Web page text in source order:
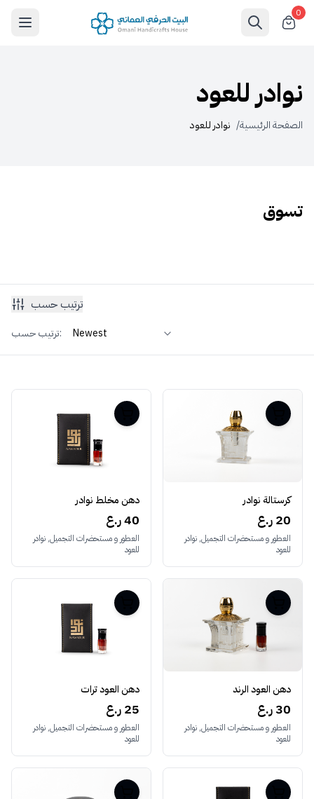
0
نوادر للعود
الصفحة الرئيسية/ نوادر للعود
تسوق
ترتيب حسب
ترتيب حسب:
كرستالة نوادر
20 ر.ع
العطور و مستحضرات التجميل, نوادر
للعود
دهن مخلط نوادر
40 ر.ع
العطور و مستحضرات التجميل, نوادر
للعود
دهن العود الرند
30 ر.ع
العطور و مستحضرات التجميل, نوادر
للعود
دهن العود ترات
25 ر.ع
العطور و مستحضرات التجميل, نوادر
للعود